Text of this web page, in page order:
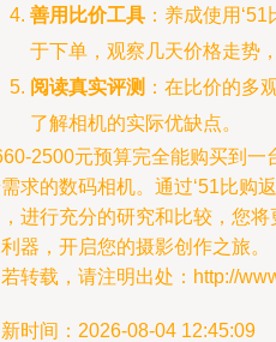
善用比价工具 ：养成使用
于下单，观察几天价格走势
阅读真实评测 ：在比价的多
了解相机的实际优缺点。
2500元预算完全能购买到
求的数码相机。通过‘51比购
进行充分的研究和比较，您
器，开启您的摄影创作之旅。
转载，请注明出处：http://
时间：2026-08-04 12:45:09